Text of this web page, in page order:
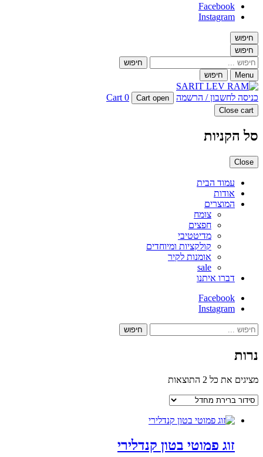
Facebook
Instagram
חיפוש
חיפוש
חיפוש
Menu חיפוש
כניסה לחשבון / הרשמה Cart open
Cart 0
Close cart
סל הקניות
Close
עמוד הבית
אודות
המוצרים
צומח
חפצים
מדיטטיבי
קולקציות ומיוחדים
אומנות לקיר
sale
דברו איתנו
Facebook
Instagram
חיפוש
נרות
מציגים את כל ⁦2⁩ התוצאות
זוג פמוטי בטון קנדלירי